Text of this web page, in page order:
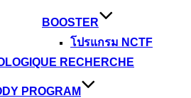
BOOSTER
โปรแกรม NCTF
RECHERCHE
PROGRAM